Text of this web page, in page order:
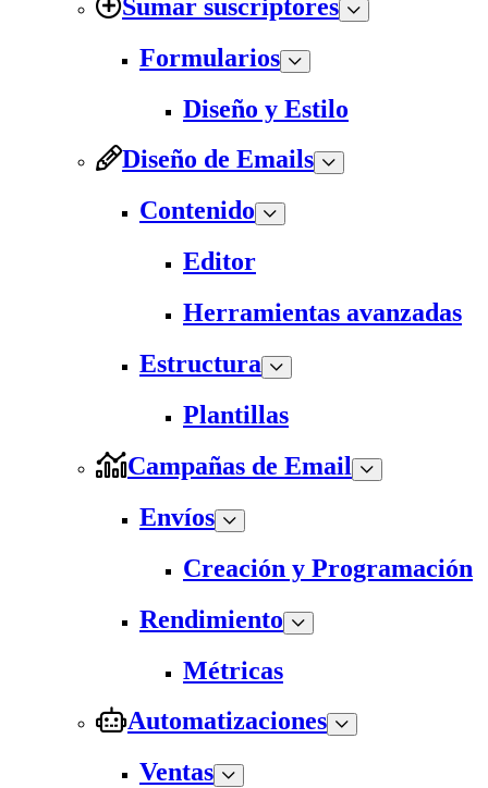
Sumar suscriptores
Formularios
Diseño y Estilo
Diseño de Emails
Contenido
Editor
Herramientas avanzadas
Estructura
Plantillas
Campañas de Email
Envíos
Creación y Programación
Rendimiento
Métricas
Automatizaciones
Ventas